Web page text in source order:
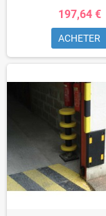
197,64 €
ACHETER